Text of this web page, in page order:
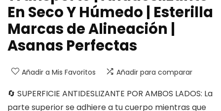
En Seco Y Húmedo | Esterilla
Marcas de Alineación |
Asanas Perfectas
Añadir a Mis Favoritos Añadir para comparar
🔄 SUPERFICIE ANTIDESLIZANTE POR AMBOS LADOS: La
parte superior se adhiere a tu cuerpo mientras que